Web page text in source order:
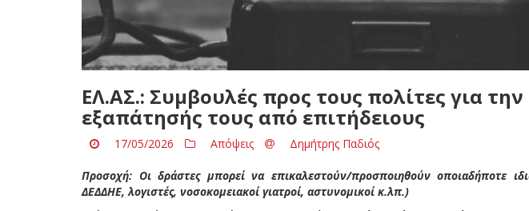
ΕΛ.ΑΣ.: Συμβουλές προς τους πολίτες για
εξαπάτησής τους από επιτήδειους
17/05/2026 Απόψεις Δημήτρης Παδιός
Προσοχή: Οι δράστες μπορεί να επικαλεστούν/προσποιηθούν οποιαδήποτε
ΔΕΔΔΗΕ, λογιστές, νοσοκομειακοί γιατροί, αστυνομικοί κ.λπ.)